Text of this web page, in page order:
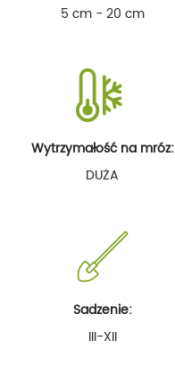
5 cm - 20 cm
Wytrzymałość na mróz:
DUŻA
Sadzenie:
III-XII